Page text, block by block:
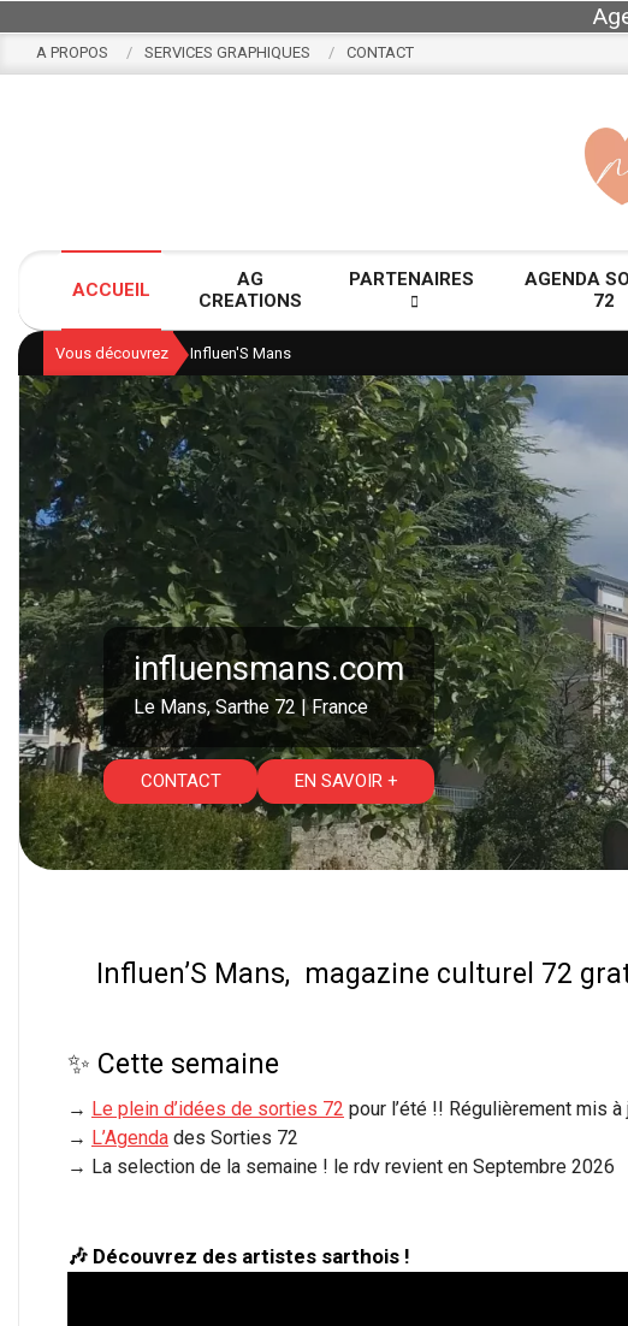
content
A PROPOS SERVICES GRAPHIQUES CONTACT
ACCUEIL
AG
CREATIONS
PARTENAIRES
AGENDA
72
Vous découvrez Influen'S Mans
influensmans.com
Le Mans, Sarthe 72 | France
CONTACT EN SAVOIR +
Influen’S Mans, magazine culturel 72
✨ Cette semaine
→ Le plein d’idées de sorties 72 pour l’été !! Régulièrement mis à
→ L’Agenda des Sorties 72
→ La selection de la semaine ! le rdv revient en Septembre 2026
🎶 Découvrez des artistes sarthois !